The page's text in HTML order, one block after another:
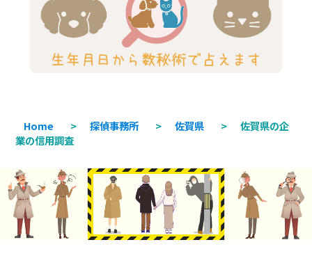
Home > 探偵事務所 > 佐賀県 >
佐賀県の企
業の信用調査